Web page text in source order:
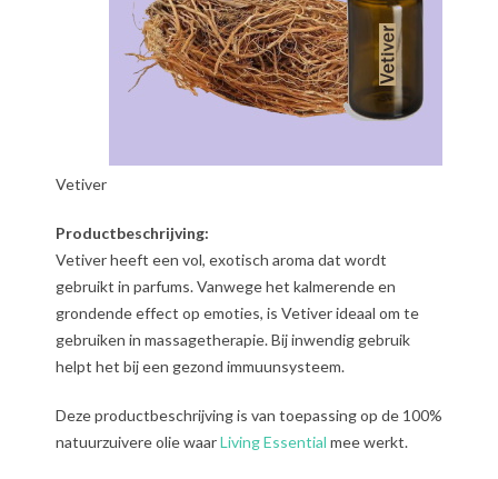
Vetiver
Productbeschrijving:
Vetiver heeft een vol, exotisch aroma dat wordt
gebruikt in parfums. Vanwege het kalmerende en
grondende effect op emoties, is Vetiver ideaal om te
gebruiken in massagetherapie. Bij inwendig gebruik
helpt het bij een gezond immuunsysteem.
Deze productbeschrijving is van toepassing op de 100%
natuurzuivere olie waarLiving Essential mee werkt.